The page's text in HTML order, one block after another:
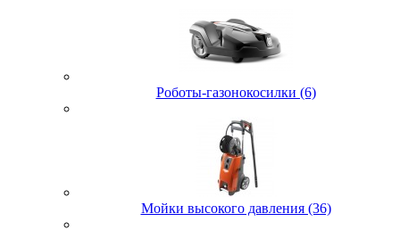
Роботы-газонокосилки (6)
Мойки высокого давления (36)